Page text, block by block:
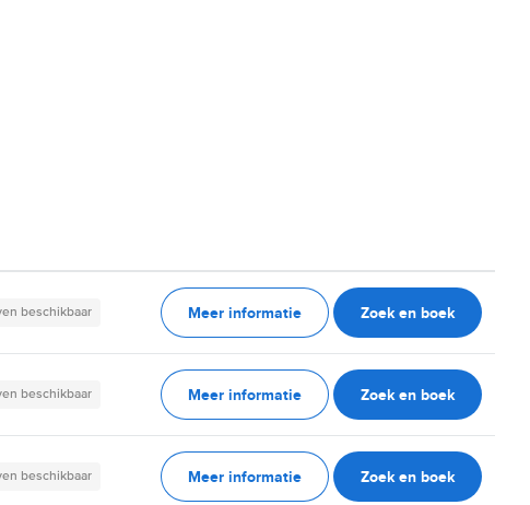
beschikbaar Meer informatie Zoek en boek
beschikbaar Meer informatie Zoek en boek
beschikbaar Meer informatie Zoek en boek